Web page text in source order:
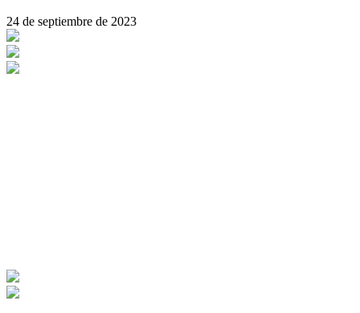
24 de septiembre de 2023